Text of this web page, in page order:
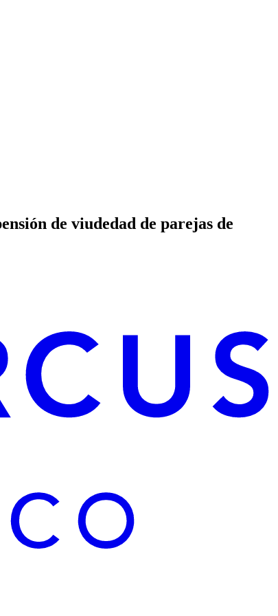
de viudedad de parejas de